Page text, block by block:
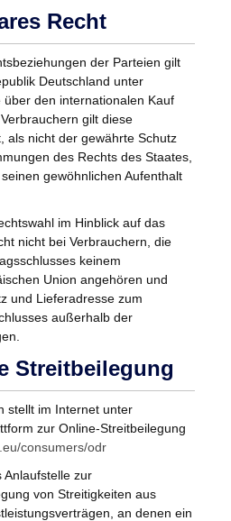
Recht
der Parteien gilt
Deutschland unter
den internationalen Kauf
gilt diese
als nicht der gewährte Schutz
des Rechts des Staates,
gewöhnlichen Aufenthalt
im Hinblick auf das
nicht bei Verbrauchern, die
keinem
Union angehören und
und Lieferadresse zum
außerhalb der
Streitbeilegung
stellt im Internet unter
zur Online-Streitbeilegung
/consumers/odr
Anlaufstelle zur
von Streitigkeiten aus
an denen ein